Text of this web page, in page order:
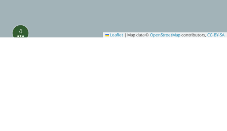
4 Leaflet | Map data © OpenStreetMap contributors, CC-BY-SA